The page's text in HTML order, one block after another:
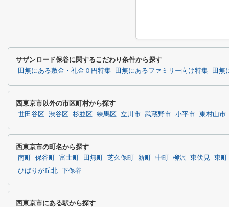
サザンロード保谷に関するこだわり条件から探す
田無にある敷金・礼金０円特集 田無にあるファミリー向け特集 田無
西東京市以外の市区町村から探す
世田谷区 渋谷区 杉並区 練馬区 立川市 武蔵野市 小平市 東村山市
西東京市の町名から探す
南町 保谷町 富士町 田無町 芝久保町 新町 中町 柳沢 東伏見 東町
ひばりが丘北
下保谷
西東京市にある駅から探す